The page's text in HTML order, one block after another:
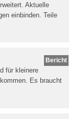
Aktuelle
einbinden. Teile
Bericht
für kleinere
Es braucht